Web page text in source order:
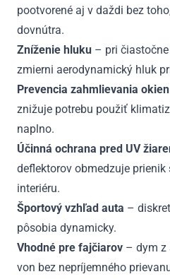
pootvorené aj v daždi bez
dovnútra.
Zníženie hluku – pri
zmierni aerodynamický hluk
Prevencia zahmlievania okien
znižuje potrebu použiť
naplno.
Účinná ochrana pred UV
deflektorov obmedzuje
interiéru.
Športový vzhľad auta –
pôsobia dynamicky.
Vhodné pre fajčiarov – dym z
von bez nepríjemného